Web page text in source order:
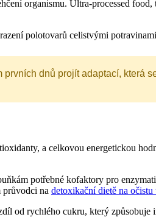
organismu. Ultra-processed
polotovarů celistvými
dnů projít adaptací, která
a celkovou energetickou
potřebné kofaktory pro
průvodci na detoxikační dietě na očistu
od rychlého cukru, který